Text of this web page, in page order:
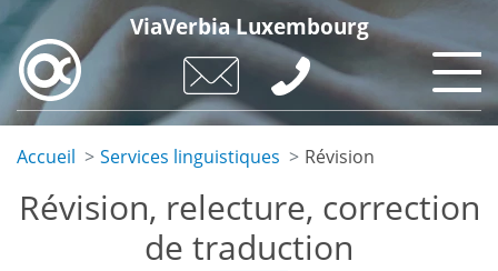
Skip
main
content
ViaVerbia Luxembourg
Accueil Services linguistiques Révision
Révision, relecture, correction
de traduction